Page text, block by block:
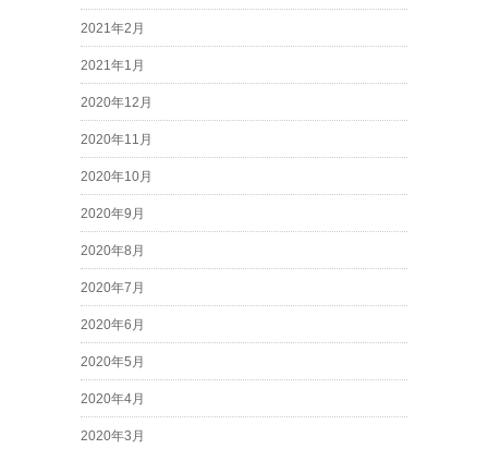
2021年2月
2021年1月
2020年12月
2020年11月
2020年10月
2020年9月
2020年8月
2020年7月
2020年6月
2020年5月
2020年4月
2020年3月